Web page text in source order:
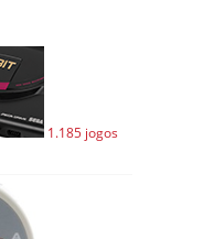
1.185 jogos